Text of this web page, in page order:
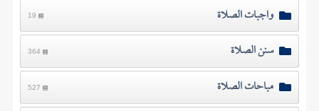
واجبات الصلاة 19
سنن الصلاة 364
مباحات الصلاة 527